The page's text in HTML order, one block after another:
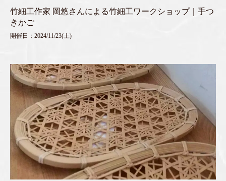
竹細工作家 岡悠さんによる竹細工ワークショップ｜手つ
きかご
開催日：2024/11/23(土)